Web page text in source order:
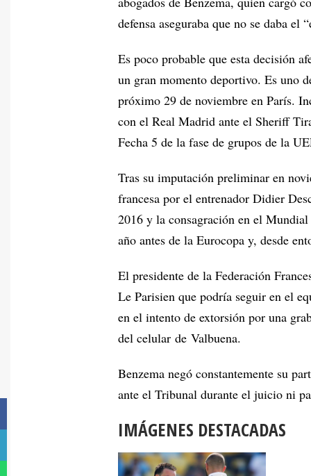
defensa aseguraba que no se daba
Es poco probable que esta decisión
un gran momento deportivo. Es uno
próximo 29 de noviembre en París.
con el Real Madrid ante el Sheriff
Fecha 5 de la fase de grupos de la
Tras su imputación preliminar en
francesa por el entrenador Didier
2016 y la consagración en el
año antes de la Eurocopa y, desde
El presidente de la Federación
Le Parisien que podría seguir en el
en el intento de extorsión por una
del celular de Valbuena.
Benzema negó constantemente su
ante el Tribunal durante el juicio ni
IMÁGENES DESTACADAS